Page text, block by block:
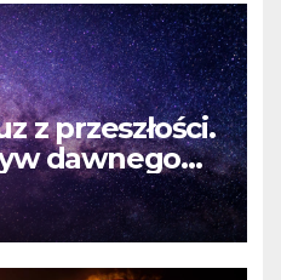
z przeszłości.
dawnego
Układu